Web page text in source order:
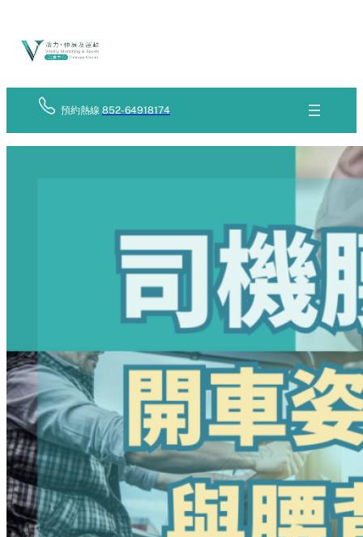
content
預約熱線852-64918174